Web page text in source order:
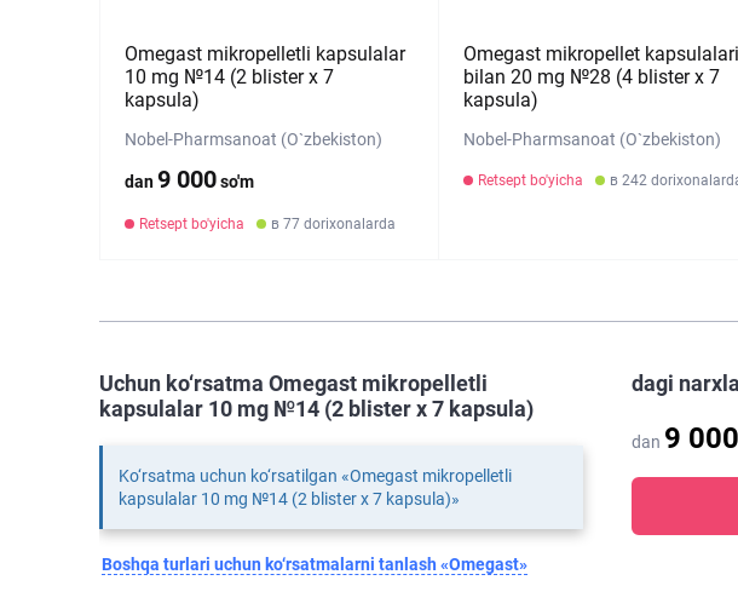
Omegast mikropelletli kapsulalar
10 mg №14 (2 blister х 7
kapsula)
Nobel-Pharmsanoat (O`zbekiston)
dan9 000so'm
Retsept bo'yicha в 77 dorixonalarda
Omegast mikropellet kapsulalari
bilan 20 mg №28 (4 blister х 7
kapsula)
Nobel-Pharmsanoat (O`zbekiston)
Retsept bo'yicha в 242
dagi
dan 9 000
Uchun ko‘rsatma Omegast mikropelletli
kapsulalar 10 mg №14 (2 blister х 7 kapsula)
Ko‘rsatma uchun ko‘rsatilgan «Omegast mikropelletli
kapsulalar 10 mg №14 (2 blister х 7 kapsula)»
Boshqa turlari uchun ko‘rsatmalarni tanlash «Omegast»